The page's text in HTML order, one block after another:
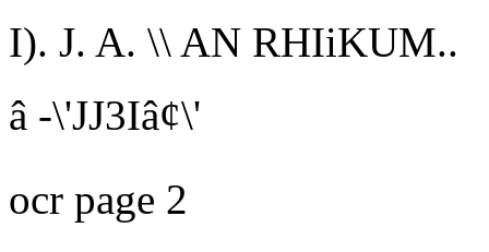
I). J. A. \\ AN RHIiKUM..
â -\'JJ3Iâ¢\'
ocr page 2